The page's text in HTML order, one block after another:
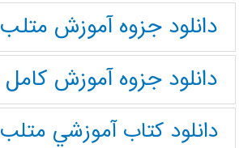
دانلود جزوه آموزش متلب
دانلود جزوه آموزش کامل matlab
دانلود كتاب آموزشي متلب